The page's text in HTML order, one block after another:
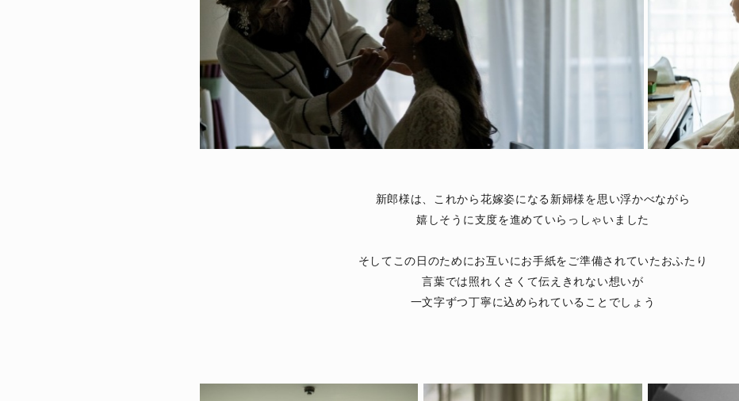
新郎様は、これから花嫁姿になる新婦様を思い浮かべながら
嬉しそうに支度を進めていらっしゃいました
そしてこの日のためにお互いにお手紙をご準備されていたおふたり
言葉では照れくさくて伝えきれない想いが
一文字ずつ丁寧に込められていることでしょう